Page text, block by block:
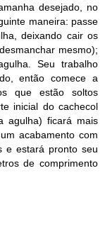
desejado, no
maneira: passe
deixando cair os
mesmo);
Seu trabalho
então comece a
que estão soltos
inicial do cachecol
agulha) ficará mais
acabamento com
e estará pronto seu
de comprimento